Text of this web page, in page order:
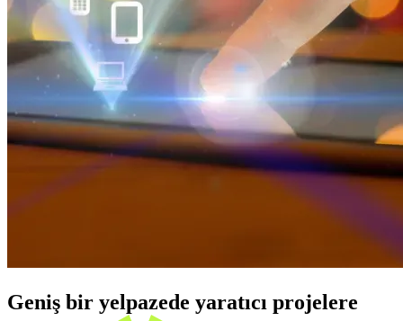
Geniş bir yelpazede yaratıcı projelere